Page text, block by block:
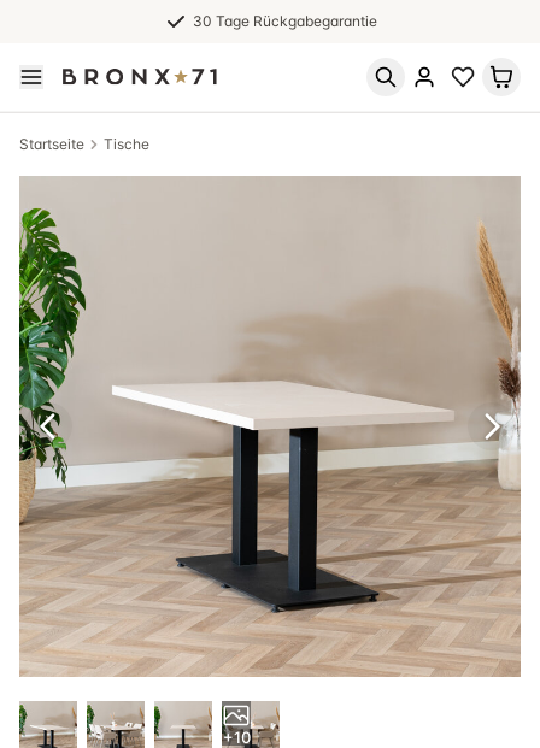
30 Tage Rückgabegarantie
Startseite Tische
+10